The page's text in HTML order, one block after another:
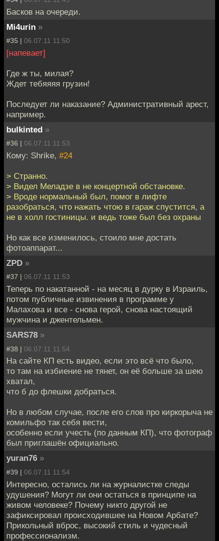
Басков на очереди.
Mi4urin »
#35 | 06.07.11 11:50
[напевает]
Где ж ты, милая?
Ждет тебяяяя грузин!
Последует ли наказание? Административный арест,
например.
bulkinted »
#36 | 06.07.11 11:53
Кому: Shrike, #24
> Странно.
> Видел Меладзе в не концертной обстановке.
> Вроде нормальный был, помог в лифте
разобраться, что нажать чтою в гараж спустится, а
не в холл гостиницы. и ведь тоже был без охраны
Но как все изменилось, стоило мне достать
фотоаппарат...
ZPD »
#37 | 06.07.11 11:53
Теперь по накатанной - на месяц в дурку в Израиль,
потом публичные извинения в программе у
Малахова и все - снова герой, снова настоящий
мужчина и джентельмен.
SARS78 »
#38 | 06.07.11 11:54
На сайте КП есть видео, если это всё что было,
то там на избиение не тянет, он её больше за шею
хватал,
что б до флешки добраться.
Но в любом случае, после его слов про киркорыча не
комильфо так себя вести,
особенно если учесть (по данным КП), что фотограф
был приглашён официально.
yuran76 »
#39 | 06.07.11 11:54
Интересно, остались ли на журналистке следы
удушения? Могут ли они остаться в принципе на
живом человеке? Почему никто другой не
зафиксировал происходившее на Новом Арбате?
Прикольный вброс, высокий стиль и чудесный
профессионализм.